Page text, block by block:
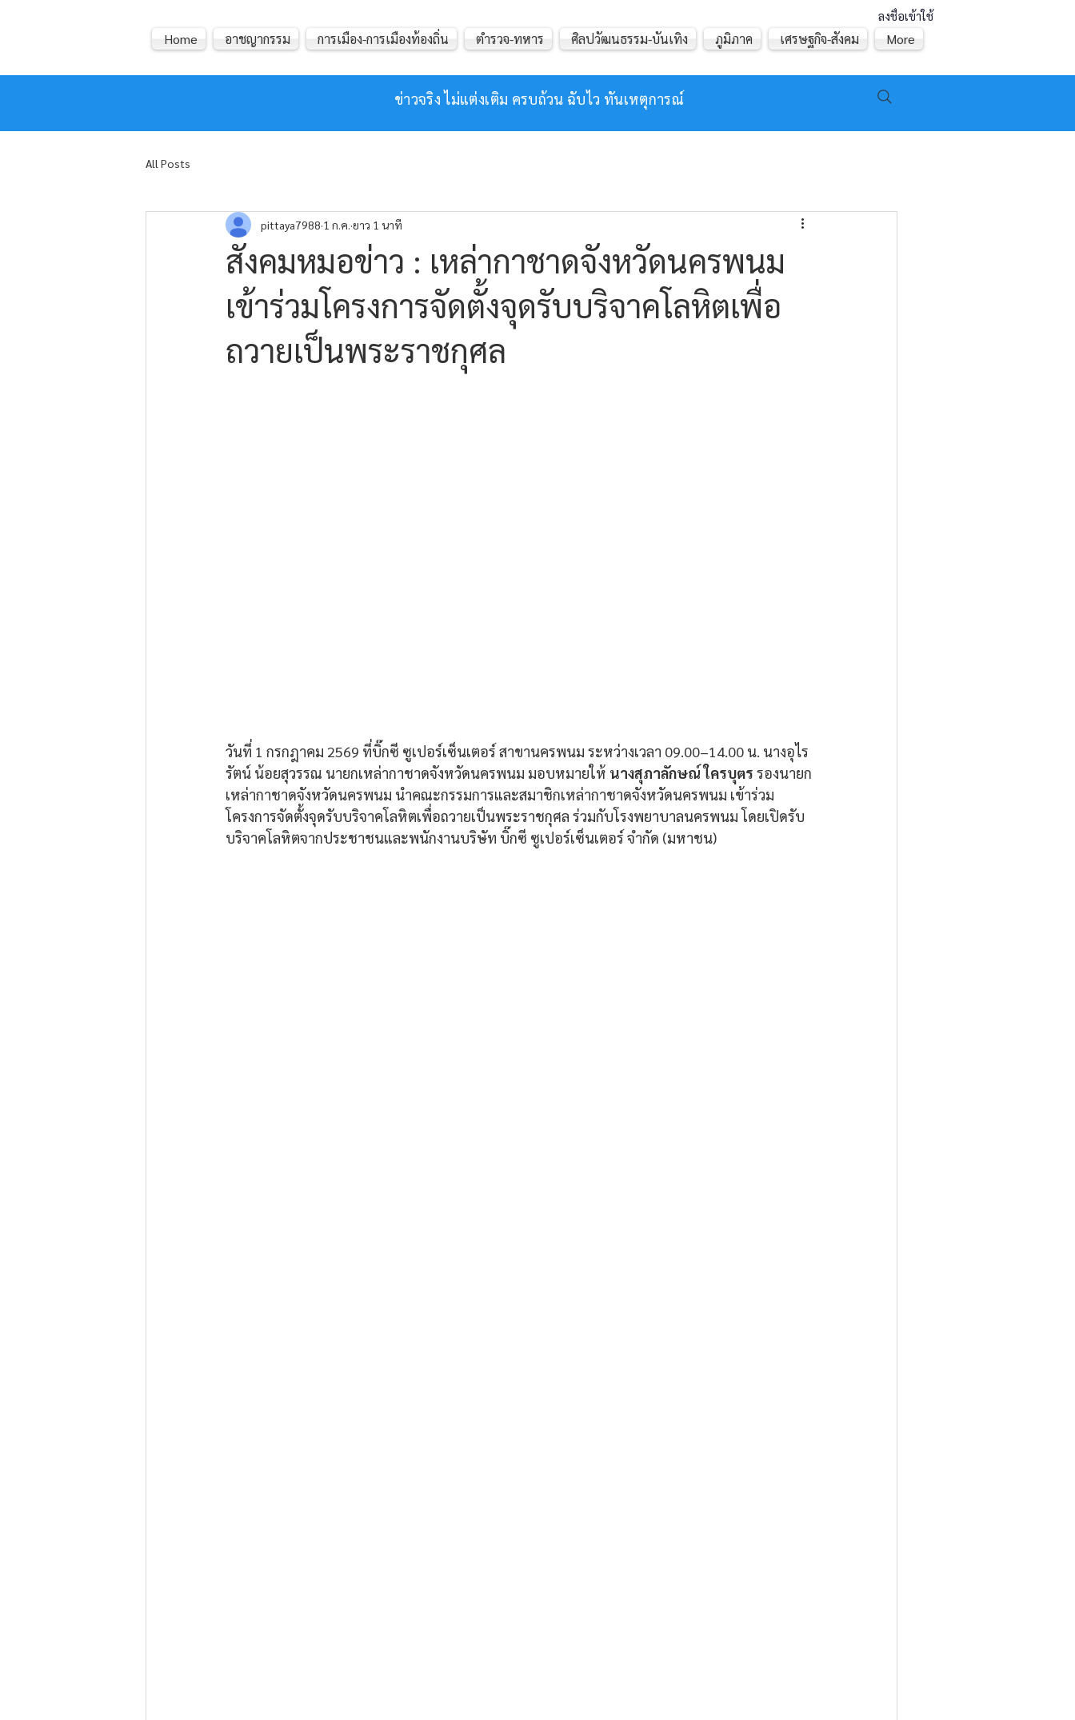
ลงชื่อเข้าใช้
ข่าวจริง ไม่แต่งเติม ครบถ้วน ฉับไว ทันเหตุการณ์
Home อาชญากรรม การเมือง-การเมืองท้องถิ่น ตำรวจ-ทหาร ศิลปวัฒนธรรม-บันเทิง ภูมิภาค เศรษฐกิจ-สังคม More
All Posts
สังคมหมอข่าว : เหล่ากาชาดจังหวัดนครพนม
เข้าร่วมโครงการจัดตั้งจุดรับบริจาคโลหิตเพื่อ
ถวายเป็นพระราชกุศล
pittaya7988 1 ก.ค. ยาว 1 นาที
วันที่ 1 กรกฎาคม 2569 ที่บิ๊กซี ซูเปอร์เซ็นเตอร์ สาขานครพนม ระหว่างเวลา 09.00–14.00 น. นางอุไร
รัตน์ น้อยสุวรรณ นายกเหล่ากาชาดจังหวัดนครพนม มอบหมายให้ นางสุภาลักษณ์ ใครบุตร รองนายก
เหล่ากาชาดจังหวัดนครพนม นำคณะกรรมการและสมาชิกเหล่ากาชาดจังหวัดนครพนม เข้าร่วม
โครงการจัดตั้งจุดรับบริจาคโลหิตเพื่อถวายเป็นพระราชกุศล ร่วมกับโรงพยาบาลนครพนม โดยเปิดรับ
บริจาคโลหิตจากประชาชนและพนักงานบริษัท บิ๊กซี ซูเปอร์เซ็นเตอร์ จำกัด (มหาชน)